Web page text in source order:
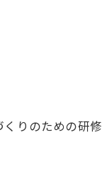
りのための研修